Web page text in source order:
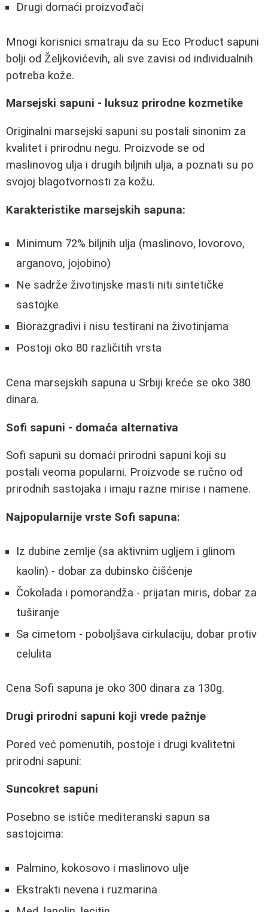
Drugi domaći proizvođači
Mnogi korisnici smatraju da su Eco Product sapuni
bolji od Željkovićevih, ali sve zavisi od individualnih
potreba kože.
Marsejski sapuni - luksuz prirodne kozmetike
Originalni marsejski sapuni su postali sinonim za
kvalitet i prirodnu negu. Proizvode se od
maslinovog ulja i drugih biljnih ulja, a poznati su po
svojoj blagotvornosti za kožu.
Karakteristike marsejskih sapuna:
Minimum 72% biljnih ulja (maslinovo, lovorovo,
arganovo, jojobino)
Ne sadrže životinjske masti niti sintetičke
sastojke
Biorazgradivi i nisu testirani na životinjama
Postoji oko 80 različitih vrsta
Cena marsejskih sapuna u Srbiji kreće se oko 380
dinara.
Sofi sapuni - domaća alternativa
Sofi sapuni su domaći prirodni sapuni koji su
postali veoma popularni. Proizvode se ručno od
prirodnih sastojaka i imaju razne mirise i namene.
Najpopularnije vrste Sofi sapuna:
Iz dubine zemlje (sa aktivnim ugljem i glinom
kaolin) - dobar za dubinsko čišćenje
Čokolada i pomorandža - prijatan miris, dobar za
tuširanje
Sa cimetom - poboljšava cirkulaciju, dobar protiv
celulita
Cena Sofi sapuna je oko 300 dinara za 130g.
Drugi prirodni sapuni koji vrede pažnje
Pored već pomenutih, postoje i drugi kvalitetni
prirodni sapuni:
Suncokret sapuni
Posebno se ističe mediteranski sapun sa
sastojcima:
Palmino, kokosovo i maslinovo ulje
Ekstrakti nevena i ruzmarina